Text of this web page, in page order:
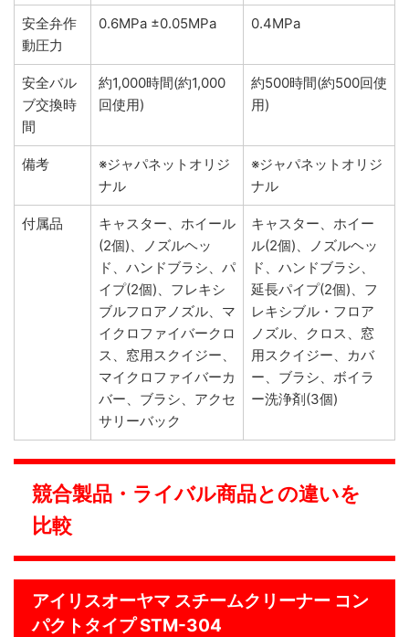
安全弁作
動圧力
0.6MPa ±0.05MPa 0.4MPa
安全バル
ブ交換時
間
約1,000時間(約1,000
回使用)
約500時間(約500回使
用)
備考
※ジャパネットオリジ
ナル
※ジャパネットオリジ
ナル
付属品
キャスター、ホイール
(2個)、ノズルヘッ
ド、ハンドブラシ、パ
イプ(2個)、フレキシ
ブルフロアノズル、マ
イクロファイバークロ
ス、窓用スクイジー、
マイクロファイバーカ
バー、ブラシ、アクセ
サリーバック
キャスター、ホイー
ル(2個)、ノズルヘッ
ド、ハンドブラシ、
延長パイプ(2個)、フ
レキシブル・フロア
ノズル、クロス、窓
用スクイジー、カバ
ー、ブラシ、 ボイラ
ー洗浄剤(3個)
競合製品・ライバル商品との違いを
比較
アイリスオーヤマ スチームクリーナー コン
パクトタイプ STM-304